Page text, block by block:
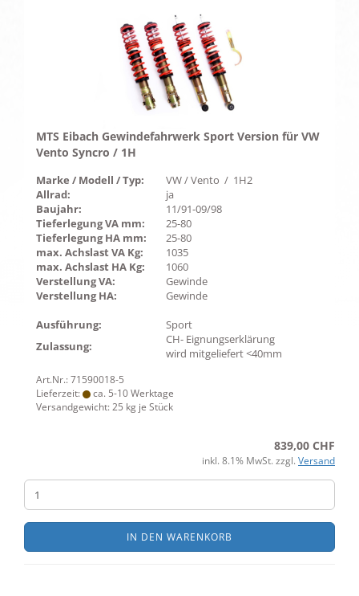
MTS Eibach Gewindefahrwerk Sport Version für VW
Vento Syncro / 1H
Marke / Modell / Typ:
VW / Vento / 1H2
Allrad:
ja
Baujahr:
11/91-09/98
Tieferlegung VA mm:
25-80
Tieferlegung HA mm:
25-80
max. Achslast VA Kg:
1035
max. Achslast HA Kg:
1060
Verstellung VA:
Gewinde
Verstellung HA:
Gewinde
Ausführung:
Sport
Zulassung:
CH- Eignungserklärung
wird mitgeliefert <40mm
Art.Nr.: 71590018-5
Lieferzeit:
ca. 5-10 Werktage
Versandgewicht:25 kg je Stück
839,00 CHF
inkl. 8.1% MwSt. zzgl. Versand
IN DEN WARENKORB